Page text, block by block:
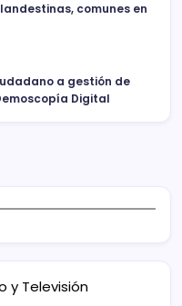
comunes en
a gestión de
Digital
y Televisión